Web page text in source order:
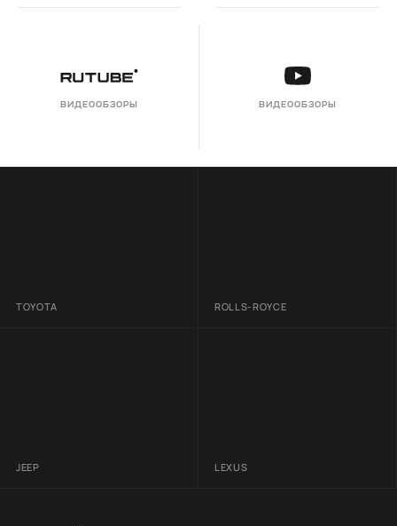
ВИДЕООБЗОРЫ ВИДЕООБЗОРЫ
TOYOTA ROLLS-ROYCE
JEEP LEXUS